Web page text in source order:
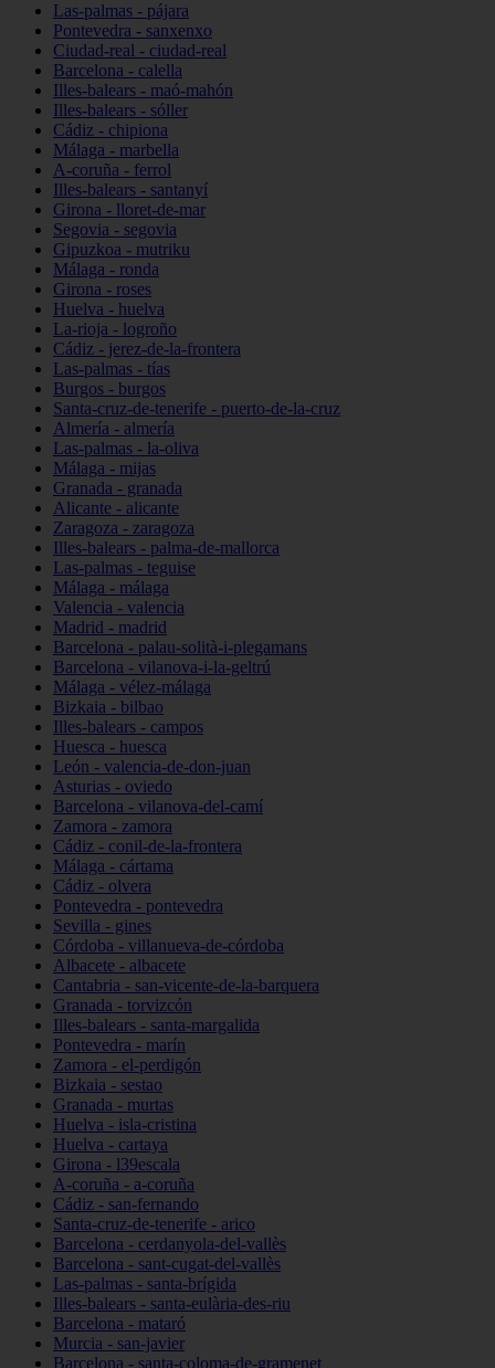
Las-palmas - pájara
Pontevedra - sanxenxo
Ciudad-real - ciudad-real
Barcelona - calella
Illes-balears - maó-mahón
Illes-balears - sóller
Cádiz - chipiona
Málaga - marbella
A-coruña - ferrol
Illes-balears - santanyí
Girona - lloret-de-mar
Segovia - segovia
Gipuzkoa - mutriku
Málaga - ronda
Girona - roses
Huelva - huelva
La-rioja - logroño
Cádiz - jerez-de-la-frontera
Las-palmas - tías
Burgos - burgos
Santa-cruz-de-tenerife - puerto-de-la-cruz
Almería - almería
Las-palmas - la-oliva
Málaga - mijas
Granada - granada
Alicante - alicante
Zaragoza - zaragoza
Illes-balears - palma-de-mallorca
Las-palmas - teguise
Málaga - málaga
Valencia - valencia
Madrid - madrid
Barcelona - palau-solità-i-plegamans
Barcelona - vilanova-i-la-geltrú
Málaga - vélez-málaga
Bizkaia - bilbao
Illes-balears - campos
Huesca - huesca
León - valencia-de-don-juan
Asturias - oviedo
Barcelona - vilanova-del-camí
Zamora - zamora
Cádiz - conil-de-la-frontera
Málaga - cártama
Cádiz - olvera
Pontevedra - pontevedra
Sevilla - gines
Córdoba - villanueva-de-córdoba
Albacete - albacete
Cantabria - san-vicente-de-la-barquera
Granada - torvizcón
Illes-balears - santa-margalida
Pontevedra - marín
Zamora - el-perdigón
Bizkaia - sestao
Granada - murtas
Huelva - isla-cristina
Huelva - cartaya
Girona - l39escala
A-coruña - a-coruña
Cádiz - san-fernando
Santa-cruz-de-tenerife - arico
Barcelona - cerdanyola-del-vallès
Barcelona - sant-cugat-del-vallès
Las-palmas - santa-brígida
Illes-balears - santa-eulària-des-riu
Barcelona - mataró
Murcia - san-javier
Barcelona - santa-coloma-de-gramenet